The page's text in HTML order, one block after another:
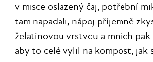
v misce oslazený čaj, potřební
tam napadali, nápoj příjemně
želatinovou vrstvou a mnich
aby to celé vylil na kompost, jak